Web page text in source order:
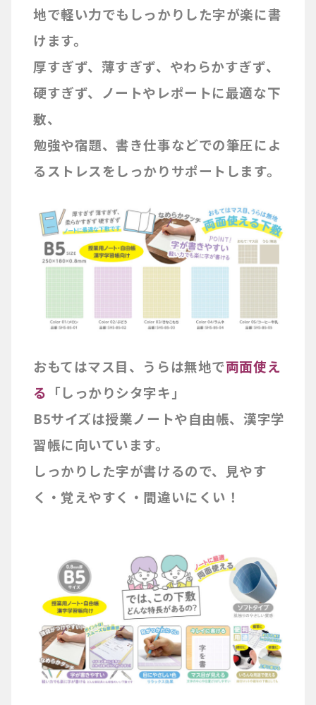
地で軽い力でもしっかりした字が楽に書
けます。
厚すぎず、薄すぎず、やわらかすぎず、
硬すぎず、ノートやレポートに最適な下
敷、
勉強や宿題、書き仕事などでの筆圧によ
るストレスをしっかりサポートします。
おもてはマス目、うらは無地で両面使え
る 「しっかりシタ字キ」
B5サイズは授業ノートや自由帳、漢字学
習帳に向いています。
しっかりした字が書けるので、見やす
く・覚えやすく・間違いにくい！